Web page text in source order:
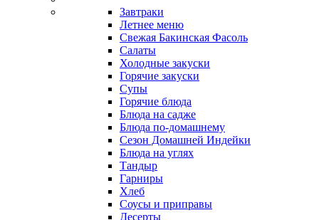
Завтраки
Летнее меню
Свежая Бакинская Фасоль
Салаты
Холодные закуски
Горячие закуски
Супы
Горячие блюда
Блюда на садже
Блюда по-домашнему
Сезон Домашней Индейки
Блюда на углях
Тандыр
Гарниры
Хлеб
Соусы и приправы
Десерты